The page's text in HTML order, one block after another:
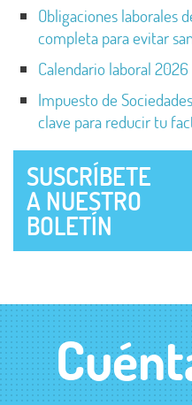
Obligaciones laborales
completa para evitar
Calendario laboral
Impuesto de
clave para reducir tu
SUSCRÍBETE
A NUESTRO
BOLETÍN